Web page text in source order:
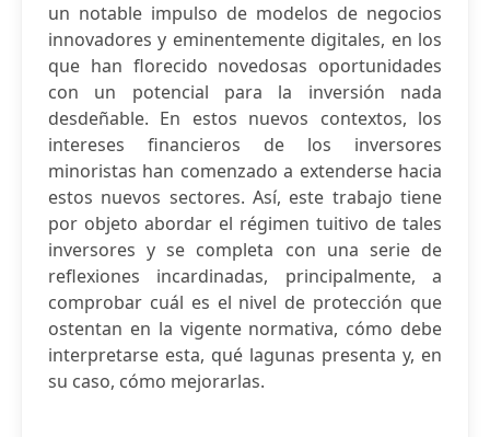
un notable impulso de modelos de negocios
innovadores y eminentemente digitales, en los
que han florecido novedosas oportunidades
con un potencial para la inversión nada
desdeñable. En estos nuevos contextos, los
intereses financieros de los inversores
minoristas han comenzado a extenderse hacia
estos nuevos sectores. Así, este trabajo tiene
por objeto abordar el régimen tuitivo de tales
inversores y se completa con una serie de
reflexiones incardinadas, principalmente, a
comprobar cuál es el nivel de protección que
ostentan en la vigente normativa, cómo debe
interpretarse esta, qué lagunas presenta y, en
su caso, cómo mejorarlas.